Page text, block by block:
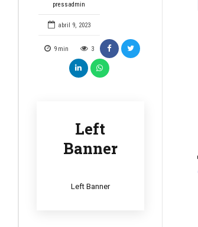
pressadmin
abril 9, 2023
9 min 3
Left
Banner
Left Banner